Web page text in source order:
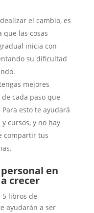
el cambio, es
las cosas
inicia con
su dificultad
mejores
cada paso que
esto te ayudará
cursos, y no hay
compartir tus
en
crecer
5 libros de
ayudarán a ser